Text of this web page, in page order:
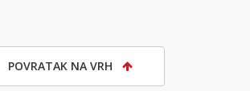
POVRATAK NA VRH